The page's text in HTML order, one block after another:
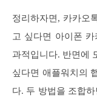
정리하자면, 카카오
고 싶다면 아이폰
과적입니다. 반면에
싶다면 애플워치의
다. 두 방법을 조합